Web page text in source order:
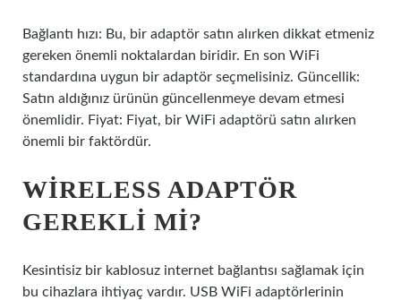
Bağlantı hızı: Bu, bir adaptör satın alırken dikkat etmeniz
gereken önemli noktalardan biridir. En son WiFi
standardına uygun bir adaptör seçmelisiniz. Güncellik:
Satın aldığınız ürünün güncellenmeye devam etmesi
önemlidir. Fiyat: Fiyat, bir WiFi adaptörü satın alırken
önemli bir faktördür.
WIRELESS ADAPTÖR
GEREKLI MI?
Kesintisiz bir kablosuz internet bağlantısı sağlamak için
bu cihazlara ihtiyaç vardır. USB WiFi adaptörlerinin